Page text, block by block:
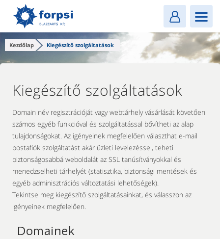
Kezdőlap Kiegészítő szolgáltatások
Kiegészítő szolgáltatások
Domain név regisztrációját vagy webtárhely vásárlását követően
számos egyéb funkcióval és szolgáltatással bővítheti az alap
tulajdonságokat. Az igényeinek megfelelően választhat e-mail
postafiók szolgáltatást akár üzleti levelezéssel, teheti
biztonságosabbá weboldalát az SSL tanúsítványokkal és
menedzselheti tárhelyét (statisztika, biztonsági mentések és
egyéb adminisztrációs változtatási lehetőségek).
Tekintse meg kiegészítő szolgáltatásainkat, és válasszon az
igényeinek megfelelően.
Domainek
MENU
Login